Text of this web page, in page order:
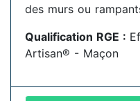
des murs ou
Qualification RGE :
Artisan® - Maçon